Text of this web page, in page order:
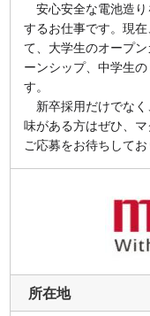
安心安全な電池造り
するお仕事です。現
て、大学生のオープ
ーンシップ、中学生
す。
新卒採用だけでなく
味がある方はぜひ、
ご応募をお待ちしてお
所在地